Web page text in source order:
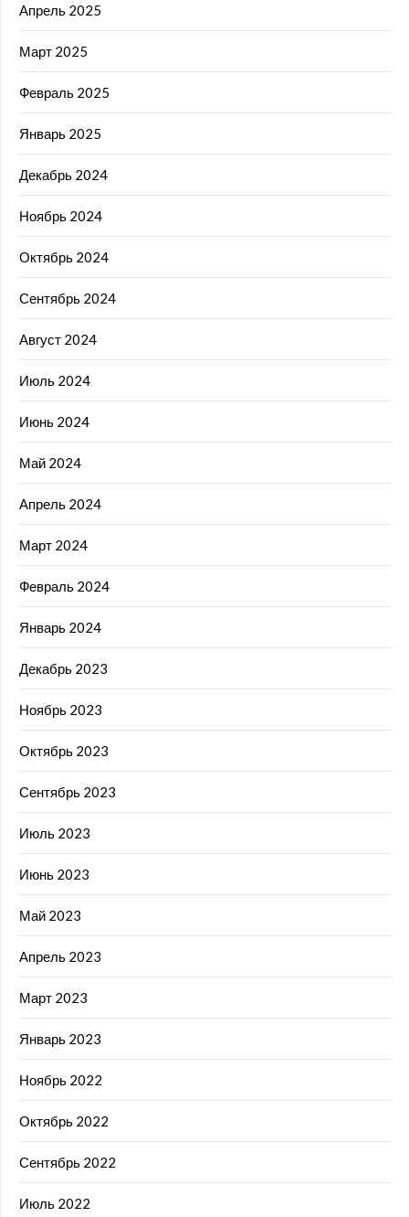
Апрель 2025
Март 2025
Февраль 2025
Январь 2025
Декабрь 2024
Ноябрь 2024
Октябрь 2024
Сентябрь 2024
Август 2024
Июль 2024
Июнь 2024
Май 2024
Апрель 2024
Март 2024
Февраль 2024
Январь 2024
Декабрь 2023
Ноябрь 2023
Октябрь 2023
Сентябрь 2023
Июль 2023
Июнь 2023
Май 2023
Апрель 2023
Март 2023
Январь 2023
Ноябрь 2022
Октябрь 2022
Сентябрь 2022
Июль 2022